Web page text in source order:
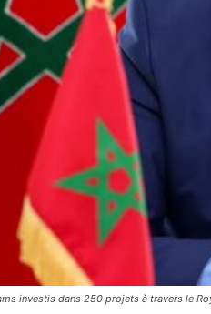
investis dans 250 projets à travers le